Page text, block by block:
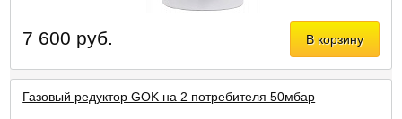
В корзину
7 600 руб.
Газовый редуктор GOK на 2 потребителя 50мбар